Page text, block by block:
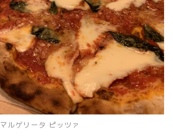
マルゲリータ ピッツァ